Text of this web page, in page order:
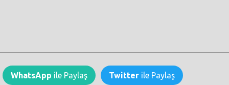
WhatsApp ile Paylaş Twitter ile Paylaş